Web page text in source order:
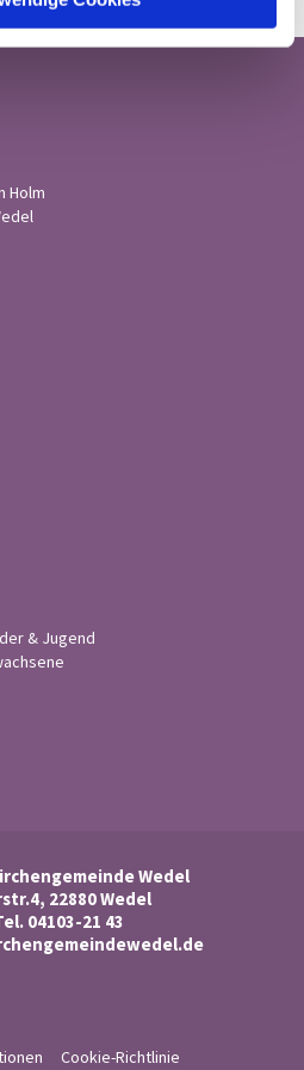
Holm
& Jugend
Wedel
22880 Wedel
04103-21 43
Cookie-Richtlinie